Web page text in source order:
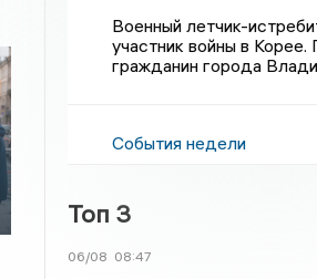
Военный летчик-
участник войны в Корее.
гражданин города
События недели
Топ 3
06/08 08:47